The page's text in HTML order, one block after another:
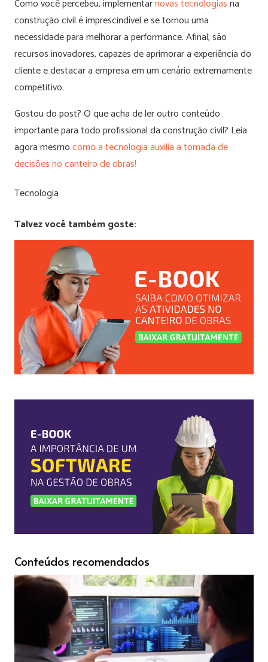
Como você percebeu, implementarnovas tecnologiasna
construção civil é imprescindível e se tornou uma
necessidade para melhorar a performance. Afinal, são
recursos inovadores, capazes de aprimorar a experiência do
cliente e destacar a empresa em um cenário extremamente
competitivo.
Gostou do post? O que acha de ler outro conteúdo
importante para todo profissional da construção civil? Leia
agora mesmocomo a tecnologia auxilia a tomada de
decisões no canteiro de obras!
Tecnologia
Talvez você também goste:
Conteúdos recomendados